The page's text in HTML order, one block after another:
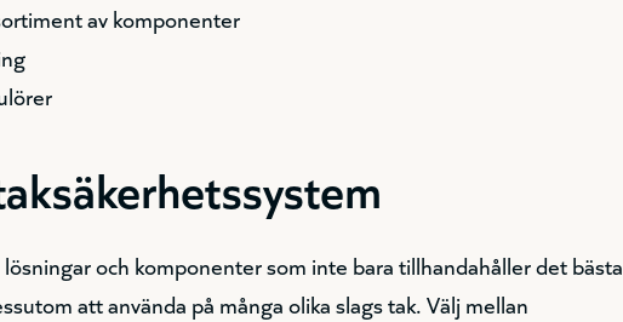
av komponenter
och komponenter som inte bara tillhandahåller det bästa
att använda på många olika slags tak. Välj mellan